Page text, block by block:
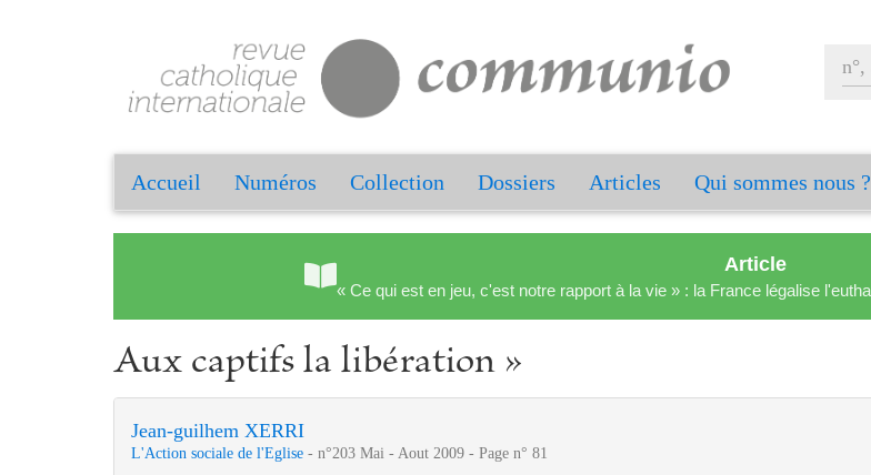
Accueil Numéros Collection Dossiers Articles Qui sommes nous ?
Article
« Ce qui est en jeu, c'est notre rapport à la vie » : la France légalise
Aux captifs la libération »
Jean-guilhem XERRI
L'Action sociale de l'Eglise - n°203 Mai - Aout 2009 - Page n° 81